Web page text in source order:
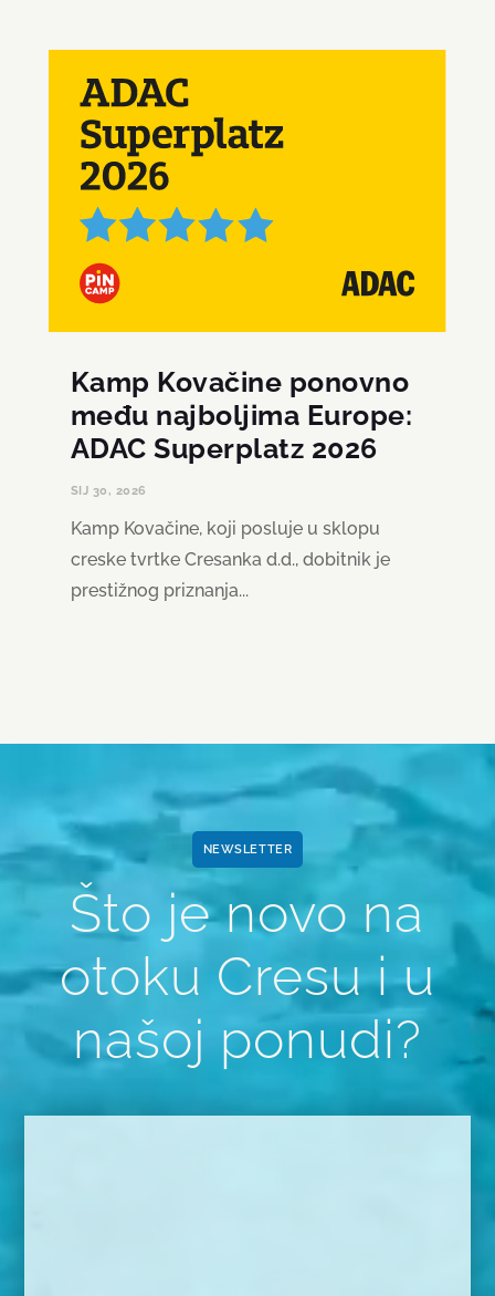
Kamp Kovačine ponovno
među najboljima Europe:
ADAC Superplatz 2026
SIJ 30, 2026
Kamp Kovačine, koji posluje u sklopu
creske tvrtke Cresanka d.d., dobitnik je
prestižnog priznanja...
NEWSLETTER
Što je novo na
otoku Cresu i u
našoj ponudi?